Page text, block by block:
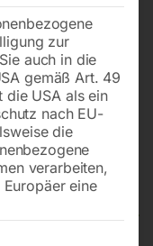
kompl.
zur
auch in die
gemäß Art. 49
die USA als ein
nach EU-
die
verarbeiten,
eine
für die eine